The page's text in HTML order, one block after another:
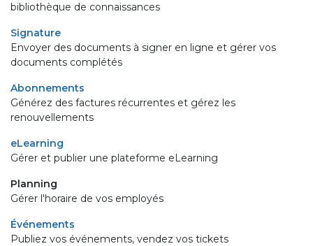
bibliothèque de connaissances
Signature
Envoyer des documents à signer en ligne et gérer vos
documents complétés
Abonnements
Générez des factures récurrentes et gérez les
renouvellements
eLearning
Gérer et publier une plateforme eLearning
Planning
Gérer l'horaire de vos employés
Événements
Publiez vos événements, vendez vos tickets